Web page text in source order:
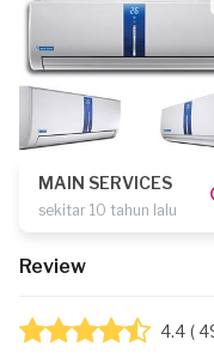
MAIN SERVICES
sekitar 10 tahun lalu
Review
4.4 (